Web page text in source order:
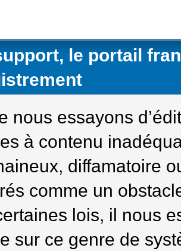
le portail
nous essayons
à contenu
diffamatoire
comme un
lois, il nous
sur ce genre de